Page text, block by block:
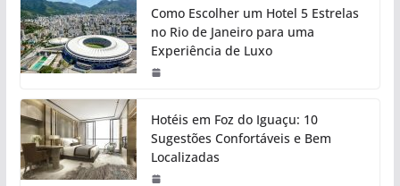
Como Escolher um Hotel 5 Estrelas
no Rio de Janeiro para uma
Experiência de Luxo
Hotéis em Foz do Iguaçu: 10
Sugestões Confortáveis e Bem
Localizadas